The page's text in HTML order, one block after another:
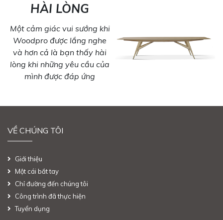
HÀI LÒNG
Một cảm giác vui sướng khi
Woodpro được lắng nghe
và hơn cả là bạn thấy hài
lòng khi những yêu cầu của
mình được đáp ứng
VỀ CHÚNG TÔI
Giới thiệu
Một cái bắt tay
Chỉ đường đến chúng tôi
Công trình đã thực hiện
Tuyển dụng